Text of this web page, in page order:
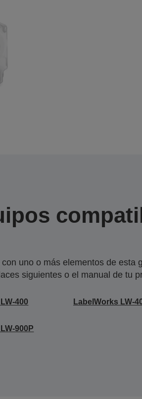
uno o más elementos de esta
siguientes o el manual de tu
400 LabelWorks LW-
900P